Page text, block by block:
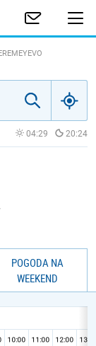
04:29 20:24
POGODA NA
WEEKEND